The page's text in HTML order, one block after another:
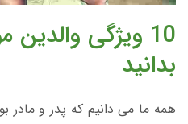
10 ویژگی
بدانید
همه ما می دانیم که پدر و